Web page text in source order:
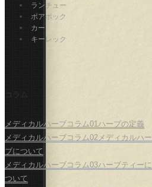
ランチュー
ボアボック
カー
キーレック
コラム
メディカルハーブコラム01ハーブの定義
メディカルハーブコラム02メディカルハー
ブについて
メディカルハーブコラム03ハーブティーに
ついて